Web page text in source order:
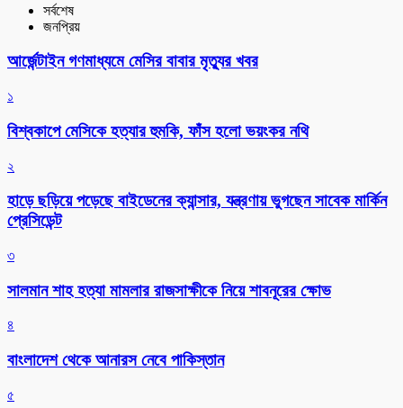
সর্বশেষ
জনপ্রিয়
আর্জেন্টাইন গণমাধ্যমে মেসির বাবার মৃত্যুর খবর
১
বিশ্বকাপে মেসিকে হত্যার হুমকি, ফাঁস হলো ভয়ংকর নথি
২
হাড়ে ছড়িয়ে পড়েছে বাইডেনের ক্যান্সার, যন্ত্রণায় ভুগছেন সাবেক মার্কিন
প্রেসিডেন্ট
৩
সালমান শাহ হত্যা মামলার রাজসাক্ষীকে নিয়ে শাবনূরের ক্ষোভ
৪
বাংলাদেশ থেকে আনারস নেবে পাকিস্তান
৫